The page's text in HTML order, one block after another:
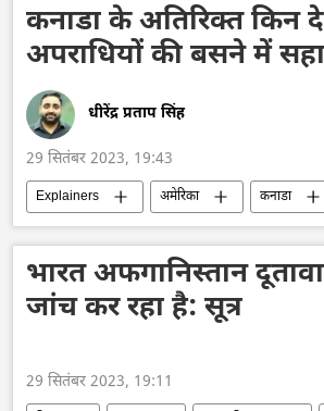
जी20
कनाडा के अतिरिक्त किन
अपराधियों की बसने में
धीरेंद्र प्रताप सिंह
29 सितंबर 2023, 19:43
Explainers अमेरिका कनाडा
अलगाववाद
नाज़ी जर्मनी जर्मनी
आतंकवादी
आतंकी समूह
भारत अफगानिस्तान
जांच कर रहा है: सूत्र
29 सितंबर 2023, 19:11